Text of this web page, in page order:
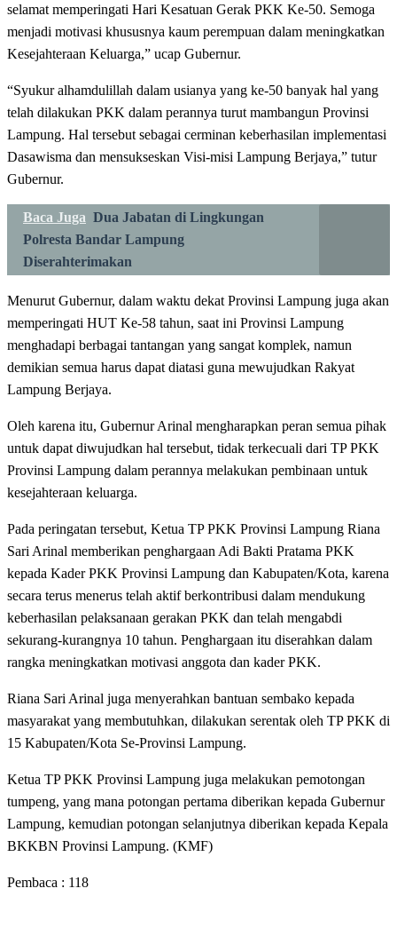
selamat memperingati Hari Kesatuan Gerak PKK Ke-50. Semoga
menjadi motivasi khususnya kaum perempuan dalam meningkatkan
Kesejahteraan Keluarga,” ucap Gubernur.
“Syukur alhamdulillah dalam usianya yang ke-50 banyak hal yang
telah dilakukan PKK dalam perannya turut mambangun Provinsi
Lampung. Hal tersebut sebagai cerminan keberhasilan implementasi
Dasawisma dan mensukseskan Visi-misi Lampung Berjaya,” tutur
Gubernur.
Baca Juga Dua Jabatan di Lingkungan
Polresta Bandar Lampung
Diserahterimakan
Menurut Gubernur, dalam waktu dekat Provinsi Lampung juga akan
memperingati HUT Ke-58 tahun, saat ini Provinsi Lampung
menghadapi berbagai tantangan yang sangat komplek, namun
demikian semua harus dapat diatasi guna mewujudkan Rakyat
Lampung Berjaya.
Oleh karena itu, Gubernur Arinal mengharapkan peran semua pihak
untuk dapat diwujudkan hal tersebut, tidak terkecuali dari TP PKK
Provinsi Lampung dalam perannya melakukan pembinaan untuk
kesejahteraan keluarga.
Pada peringatan tersebut, Ketua TP PKK Provinsi Lampung Riana
Sari Arinal memberikan penghargaan Adi Bakti Pratama PKK
kepada Kader PKK Provinsi Lampung dan Kabupaten/Kota, karena
secara terus menerus telah aktif berkontribusi dalam mendukung
keberhasilan pelaksanaan gerakan PKK dan telah mengabdi
sekurang-kurangnya 10 tahun. Penghargaan itu diserahkan dalam
rangka meningkatkan motivasi anggota dan kader PKK.
Riana Sari Arinal juga menyerahkan bantuan sembako kepada
masyarakat yang membutuhkan, dilakukan serentak oleh TP PKK di
15 Kabupaten/Kota Se-Provinsi Lampung.
Ketua TP PKK Provinsi Lampung juga melakukan pemotongan
tumpeng, yang mana potongan pertama diberikan kepada Gubernur
Lampung, kemudian potongan selanjutnya diberikan kepada Kepala
BKKBN Provinsi Lampung. (KMF)
Pembaca : 118